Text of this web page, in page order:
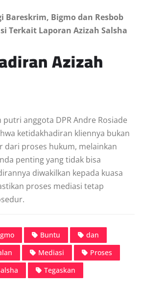
Bareskrim, Bigmo dan Resbob
Terkait Laporan Azizah Salsha
Azizah
putri anggota DPR Andre Rosiade
ketidakhadiran kliennya bukan
dari proses hukum, melainkan
penting yang tidak bisa
diwakilkan kepada kuasa
proses mediasi tetap
Buntu
dan
Mediasi
Proses
Tegaskan